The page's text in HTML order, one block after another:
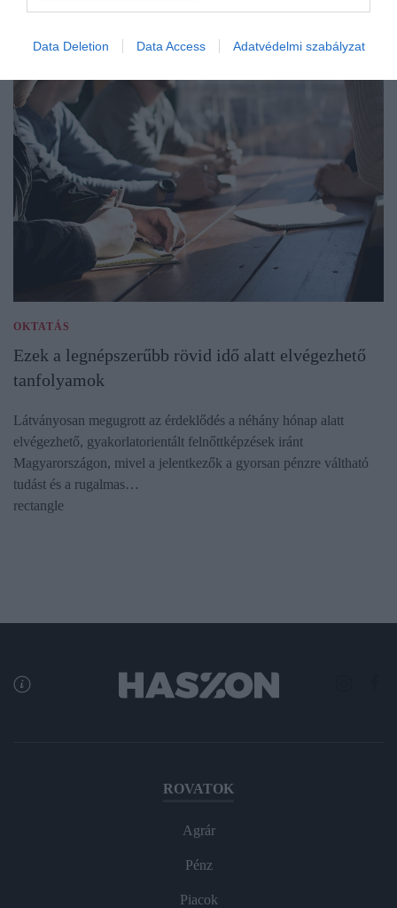
Data Deletion Data Access Adatvédelmi szabályzat
OKTATÁS
Ezek a legnépszerűbb rövid idő alatt elvégezhető
tanfolyamok
Látványosan megugrott az érdeklődés a néhány hónap alatt
elvégezhető, gyakorlatorientált felnőttképzések iránt
Magyarországon, mivel a jelentkezők a gyorsan pénzre váltható
tudást és a rugalmas…
rectangle
ROVATOK
Agrár
Pénz
Piacok